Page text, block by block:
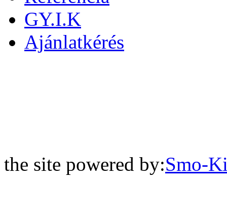
GY.I.K
Ajánlatkérés
the site powered by:Smo-